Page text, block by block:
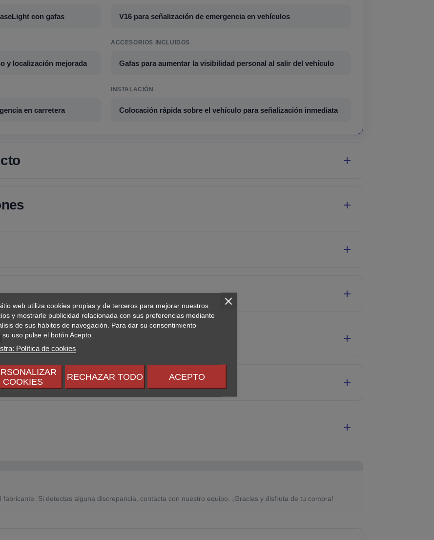
web utiliza cookies propias y de terceros para mejorar nuestros
y mostrarle publicidad relacionada con sus preferencias mediante
de sus hábitos de navegación. Para dar su consentimiento
su uso pulse el botón Acepto.
Política de cookies
COOKIES
RECHAZAR TODO ACEPTO
con gafas V16 para señalización de emergencia en vehículos
y localización mejorada
ACCESORIOS INCLUIDOS
Gafas para aumentar la visibilidad personal al salir del vehículo
en carretera
INSTALACIÓN
Colocación rápida sobre el vehículo para señalización inmediata
Si detectas alguna discrepancia, contacta con nuestro equipo. ¡Gracias y disfruta de tu compra!